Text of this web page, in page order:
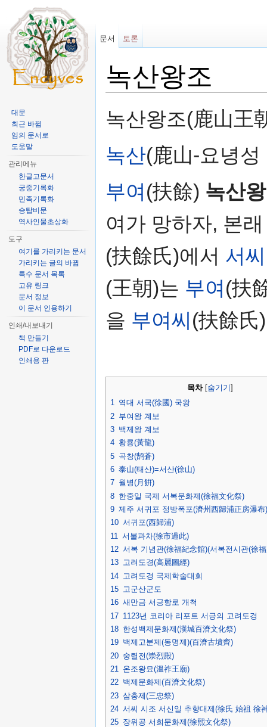
녹산왕조
녹산왕조(鹿山王
녹산(鹿山-요녕성
부여(扶餘) 녹산
여가 망하자, 본
(扶餘氏)에서 서씨
(王朝)는 부여(扶
을 부여씨 (扶餘
목차[ 숨기기
1 역대 서국(徐國) 국왕
2 부여왕 계보
3 백제왕 계보
4 황룡(黃龍)
5 곡창(鹄蒼)
6 泰山(태산)=서산(徐山)
7 월병(月餠)
8 한중일 국제 서복문화제(徐福文化祭)
9 제주 서귀포 정방폭포(濟州西歸浦正房瀑布)
10 서귀포(西歸浦)
11 서불과차(徐市過此)
12 서복 기념관(徐福紀念館)(서복전시관(徐
13 고려도경(高麗圖經)
14 고려도경 국제학술대회
15 고군산군도
16 새만금 서긍항로 개척
17 1123년 코리아 리포트 서긍의 고려도경
18 한성백제문화제(漢城百濟文化祭)
19 백제고분제(동명제)(百濟古墳齊)
20 숭렬전(崇烈殿)
21 온조왕묘(溫祚王廟)
22 백제문화제(百濟文化祭)
23 삼충제(三忠祭)
24 서씨 시조 서신일 추향대제(徐氏 始祖 徐
25 장위공 서희문화제(徐熙文化祭)
문서 토론
대문
최근 바뀜
임의 문서로
도움말
관리메뉴
한글고문서
궁중기록화
민족기록화
승탑비문
역사인물초상화
도구
여기를 가리키는 문서
가리키는 글의 바뀜
특수 문서 목록
고유 링크
문서 정보
이 문서 인용하기
인쇄/내보내기
책 만들기
PDF로 다운로드
인쇄용 판